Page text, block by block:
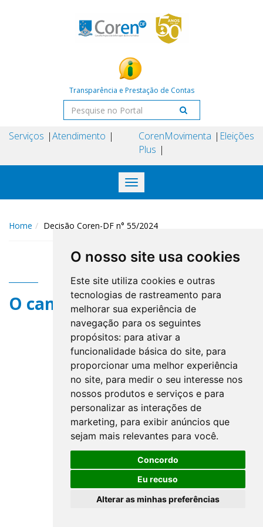
O nosso site usa cookies
Este site utiliza cookies e outras
tecnologias de rastreamento para
melhorar sua experiência de
navegação para os seguintes
propósitos: para ativar a
funcionalidade básica do site, para
proporcionar uma melhor experiência
no site, para medir o seu interesse nos
nossos produtos e serviços e para
personalizar as interações de
marketing, para exibir anúncios que
sejam mais relevantes para você.
Concordo
Eu recuso
Alterar as minhas preferências
Transparência e Prestação de Contas
Serviços Atendimento
Coren
Plus
Movimenta Eleições
Toggle
navigation
Home Decisão Coren-DF n° 55/2024
O campo title não existe.